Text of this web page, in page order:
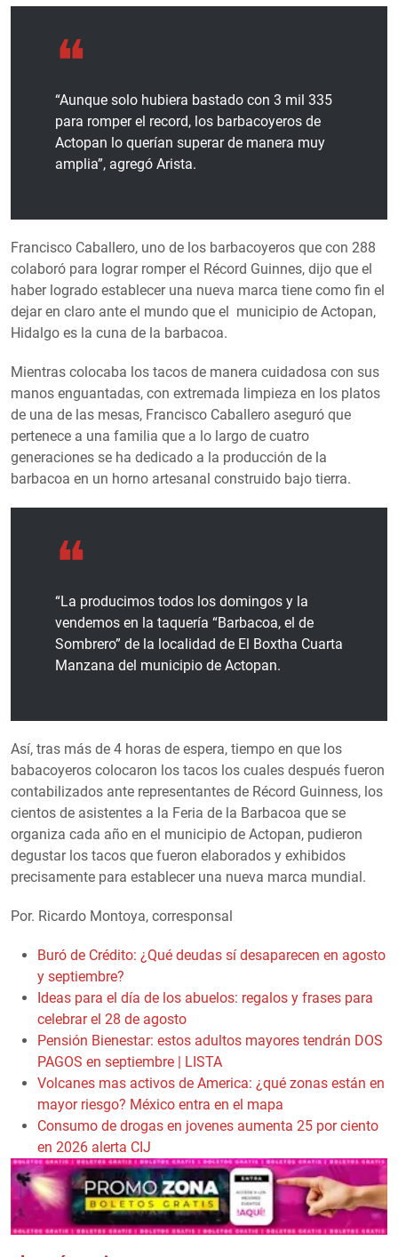
“Aunque solo hubiera bastado con 3 mil 335
para romper el record, los barbacoyeros de
Actopan lo querían superar de manera muy
amplia”, agregó Arista.
Francisco Caballero, uno de los barbacoyeros que con 288
colaboró para lograr romper el Récord Guinnes, dijo que el
haber logrado establecer una nueva marca tiene como fin el
dejar en claro ante el mundo que el municipio de Actopan,
Hidalgo es la cuna de la barbacoa.
Mientras colocaba los tacos de manera cuidadosa con sus
manos enguantadas, con extremada limpieza en los platos
de una de las mesas, Francisco Caballero aseguró que
pertenece a una familia que a lo largo de cuatro
generaciones se ha dedicado a la producción de la
barbacoa en un horno artesanal construido bajo tierra.
“La producimos todos los domingos y la
vendemos en la taquería “Barbacoa, el de
Sombrero” de la localidad de El Boxtha Cuarta
Manzana del municipio de Actopan.
Así, tras más de 4 horas de espera, tiempo en que los
babacoyeros colocaron los tacos los cuales después fueron
contabilizados ante representantes de Récord Guinness, los
cientos de asistentes a la Feria de la Barbacoa que se
organiza cada año en el municipio de Actopan, pudieron
degustar los tacos que fueron elaborados y exhibidos
precisamente para establecer una nueva marca mundial.
Por. Ricardo Montoya, corresponsal
Buró de Crédito: ¿Qué deudas sí desaparecen en agosto
y septiembre?
Ideas para el día de los abuelos: regalos y frases para
celebrar el 28 de agosto
Pensión Bienestar: estos adultos mayores tendrán DOS
PAGOS en septiembre | LISTA
Volcanes mas activos de America: ¿qué zonas están en
mayor riesgo? México entra en el mapa
Consumo de drogas en jovenes aumenta 25 por ciento
en 2026 alerta CIJ